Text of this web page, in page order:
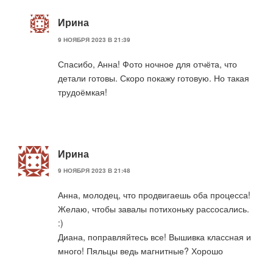
Ирина
9 НОЯБРЯ 2023 В 21:39
Спасибо, Анна! Фото ночное для отчёта, что
детали готовы. Скоро покажу готовую. Но такая
трудоёмкая!
Ирина
9 НОЯБРЯ 2023 В 21:48
Анна, молодец, что продвигаешь оба процесса!
Желаю, чтобы завалы потихоньку рассосались.
:)
Диана, поправляйтесь все! Вышивка классная и
много! Пяльцы ведь магнитные? Хорошо